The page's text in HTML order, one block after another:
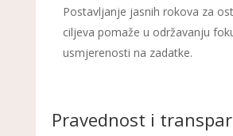
Postavljanje jasnih rokova za
ciljeva pomaže u održavanju
usmjerenosti na zadatke.
Pravednost i